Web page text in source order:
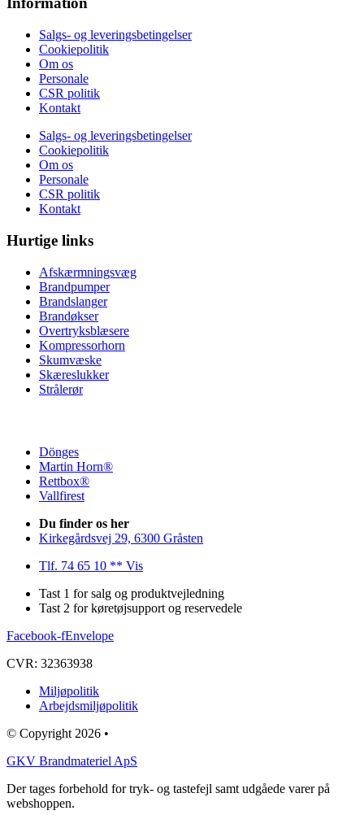
Salgs- og leveringsbetingelser
Cookiepolitik
Om os
Personale
CSR politik
Kontakt
Salgs- og leveringsbetingelser
Cookiepolitik
Om os
Personale
CSR politik
Kontakt
Hurtige links
Afskærmningsvæg
Brandpumper
Brandslanger
Brandøkser
Overtryksblæsere
Kompressorhorn
Skumvæske
Skæreslukker
Strålerør
Dönges
Martin Horn®
Rettbox®
Vallfirest
Du finder os her
Kirkegårdsvej 29, 6300 Gråsten
Tlf. 74 65 10 ** Vis
Tast 1 for salg og produktvejledning
Tast 2 for køretøjsupport og reservedele
Facebook-fEnvelope
CVR: 32363938
Miljøpolitik
Arbejdsmiljøpolitik
© Copyright 2026 •
GKV Brandmateriel ApS
Der tages forbehold for tryk- og tastefejl samt udgåede varer på
webshoppen.